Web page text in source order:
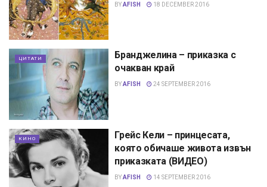
BYAFISH 18 DECEMBER 2016
ЦИТАТИ
Бранджелина – приказка с
очакван край
BYAFISH 24 SEPTEMBER 2016
КИНО
Грейс Кели – принцесата,
която обичаше живота извън
приказката (ВИДЕО)
BYAFISH 14 SEPTEMBER 2016